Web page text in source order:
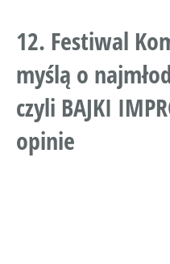
12. Festiwal
myślą o
czyli BAJKI
opinie